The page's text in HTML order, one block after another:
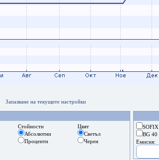
Запазване на текущите настройки
SOFIX
BG 40
Емисия:
Стойности
Абсолютни
Проценти
Цвят
Светъл
Черен